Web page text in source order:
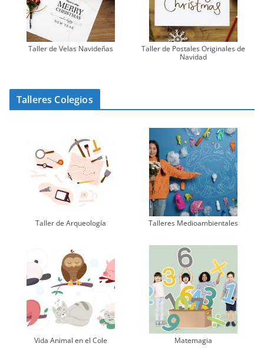
Taller de Velas Navideñas
Taller de Postales Originales de
Navidad
Talleres Colegios
Taller de Arqueología Talleres Medioambientales
Vida Animal en el Cole Matemagia